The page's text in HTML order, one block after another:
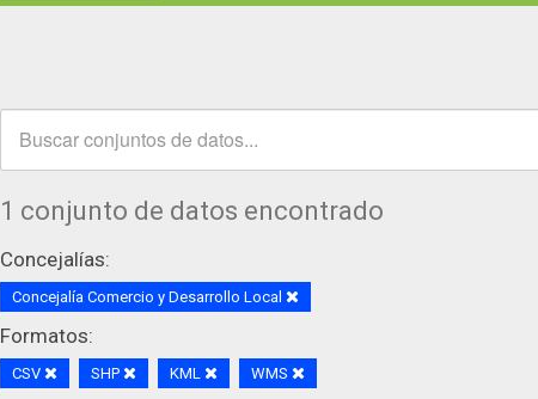
1 conjunto de datos encontrado
Concejalías:
Concejalía Comercio y Desarrollo Local
Formatos:
CSV SHP KML WMS